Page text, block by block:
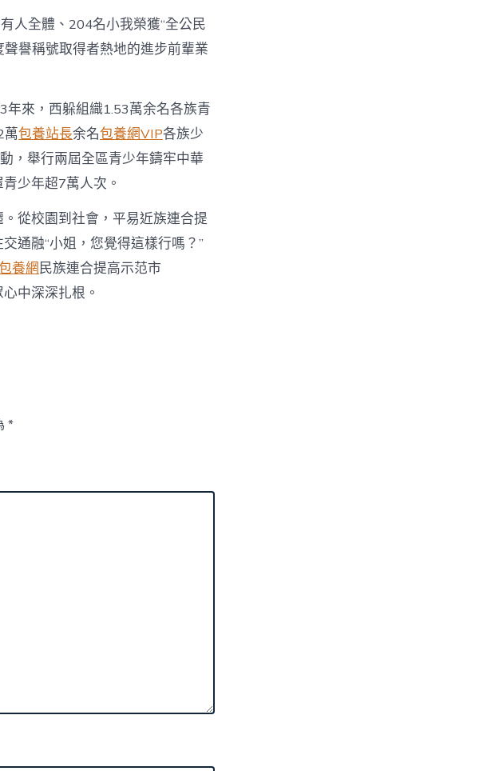
全體、204名小我榮獲“全公民
譽稱號取得者熱地的進步前輩業
來，西躲組織1.53萬余名各族青
萬包養站長余名包養網VIP各族少
，舉行兩屆全區青少年鑄牢中華
少年超7萬人次。
從校園到社會，平易近族連合提
通融“小姐，您覺得這樣行嗎？”
養網民族連合提高示范市
中深深扎根。
*